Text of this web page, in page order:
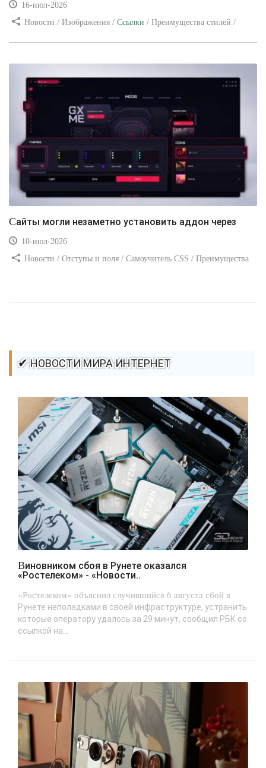
16-июл-2026
Новости / Изображения / Ссылки / Преимущества стилей /
Сайты могли незаметно установить аддон через
10-июл-2026
Новости / Отступы и поля / Самоучитель CSS / Преимущества
✔ НОВОСТИ МИРА ИНТЕРНЕТ
Виновником сбоя в Рунете оказался
«Ростелеком» - «Новости..
«Ростелеком» объяснил случившийся 6 августа сбой в
Рунете неполадками в своей инфраструктуре, устранить
которые оператору удалось за 29 минут, сообщил РБК со
ссылкой на...